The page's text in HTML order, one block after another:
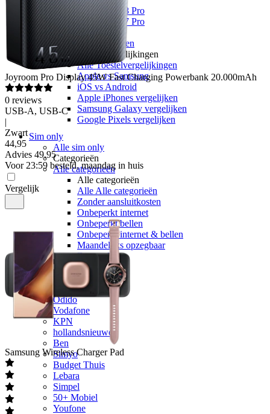
Realme GT 8 Pro
Realme GT 7 Pro
Keuzehulp
Toestelvergelijkingen
Toestelvergelijkingen
Alle Toestelvergelijkingen
Apple vs Samsung
iOS vs Android
Apple iPhones vergelijken
Samsung Galaxy vergelijken
Google Pixels vergelijken
Sim only
Alle sim only
Categorieën
Alle categorieën
Alle categorieën
Alle Alle categorieën
Zonder aansluitkosten
Onbeperkt internet
Onbeperkt bellen
Onbeperkt internet & bellen
Maandelijks opzegbaar
Data only
5G
Alleen bellen
Providers
Odido
Vodafone
KPN
hollandsnieuwe
Ben
Simyo
Budget Thuis
Lebara
Simpel
50+ Mobiel
Youfone
Joyroom Pro Display 45W Fast Charging Powerbank 20.000mAh
0 reviews
USB-A, USB-C
|
Zwart
44,95
Advies 49,95
Voor 23:59 besteld, maandag in huis
Vergelijk
Samsung Wireless Charger Pad